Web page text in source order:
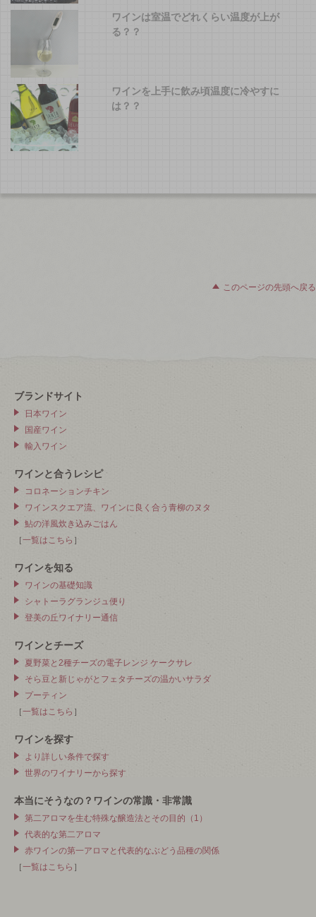
ワインは室温でどれくらい温度が上が
る？？
ワインを上手に飲み頃温度に冷やすに
は？？
このページの先頭へ戻る
ブランドサイト
日本ワイン
国産ワイン
輸入ワイン
ワインと合うレシピ
コロネーションチキン
ワインスクエア流、ワインに良く合う青柳のヌタ
鮎の洋風炊き込みごはん
［一覧はこちら ］
ワインを知る
ワインの基礎知識
シャトーラグランジュ便り
登美の丘ワイナリー通信
ワインとチーズ
夏野菜と2種チーズの電子レンジ ケークサレ
そら豆と新じゃがとフェタチーズの温かいサラダ
プーティン
［一覧はこちら ］
ワインを探す
より詳しい条件で探す
世界のワイナリーから探す
本当にそうなの？ワインの常識・非常識
第二アロマを生む特殊な醸造法とその目的（1）
代表的な第二アロマ
赤ワインの第一アロマと代表的なぶどう品種の関係
［一覧はこちら ］